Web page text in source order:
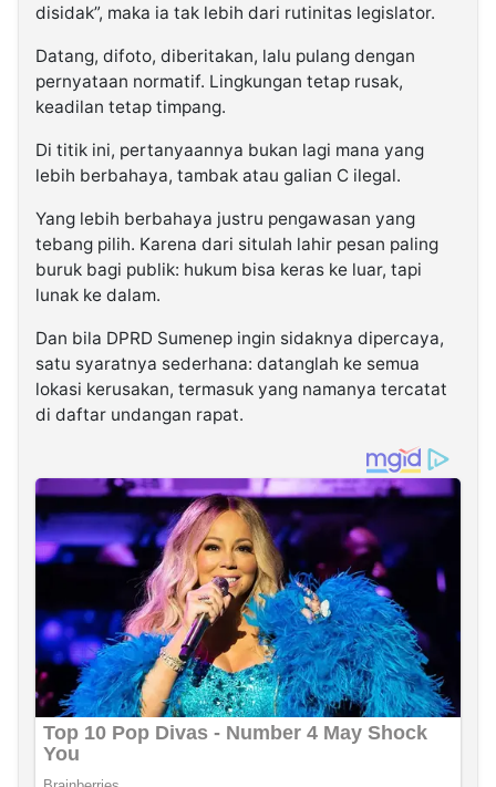
disidak”, maka ia tak lebih dari rutinitas legislator.
Datang, difoto, diberitakan, lalu pulang dengan
pernyataan normatif. Lingkungan tetap rusak,
keadilan tetap timpang.
Di titik ini, pertanyaannya bukan lagi mana yang
lebih berbahaya, tambak atau galian C ilegal.
Yang lebih berbahaya justru pengawasan yang
tebang pilih. Karena dari situlah lahir pesan paling
buruk bagi publik: hukum bisa keras ke luar, tapi
lunak ke dalam.
Dan bila DPRD Sumenep ingin sidaknya dipercaya,
satu syaratnya sederhana: datanglah ke semua
lokasi kerusakan, termasuk yang namanya tercatat
di daftar undangan rapat.